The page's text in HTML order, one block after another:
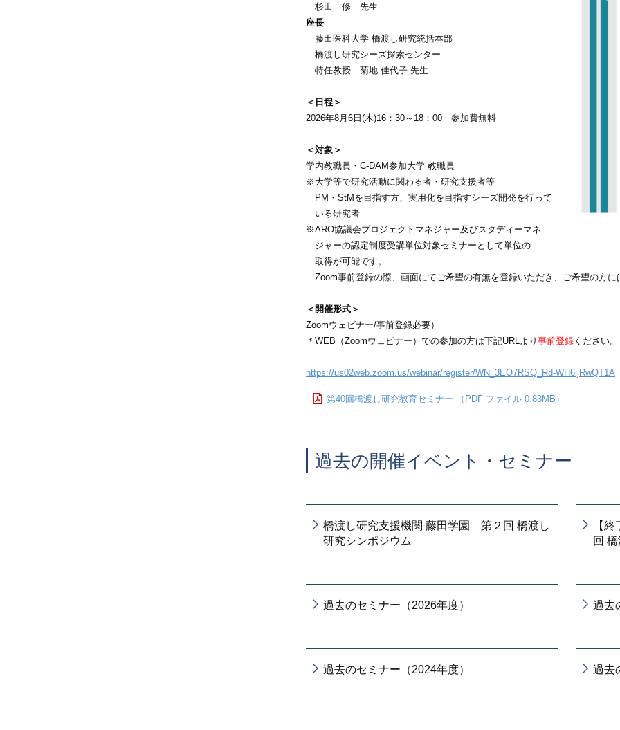
杉田 修 先生
座長
藤田医科大学 橋渡し研究統括本部
橋渡し研究シーズ探索センター
特任教授 菊地 佳代子 先生
＜日程＞
2026年8月6日(木)16：30～18：00 参加費無料
＜対象＞
学内教職員・C-DAM参加大学 教職員
※大学等で研究活動に関わる者・研究支援者等
PM・StMを目指す方、実用化を目指すシーズ開発を行って
いる研究者
※ARO協議会プロジェクトマネジャー及びスタディーマネ
ジャーの認定制度受講単位対象セミナーとして単位の
取得が可能です。
Zoom事前登録の際、画面にてご希望の有無を登録いただき、ご希望の方
＜開催形式＞
Zoomウェビナー/事前登録必要）
＊WEB（Zoomウェビナー）での参加の方は下記URLより 事前登録 ください。
https://us02web.zoom.us/webinar/register/WN_3EO7RSQ_Rd-WH6ijRwQT1A
第40回橋渡し研究教育セミナー （PDF ファイル 0.83MB）
過去の開催イベント・セミナー
橋渡し研究支援機関 藤田学園 第２回 橋渡し
研究シンポジウム
【
回
過去のセミナー（2026年度） 過去
過去のセミナー（2024年度） 過去